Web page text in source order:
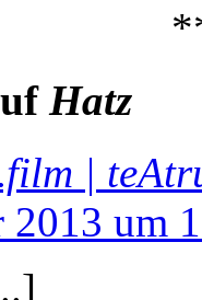
Hatz
|
2013 um